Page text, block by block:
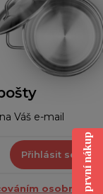
Váš e-mail
Přihlásit se
osobních